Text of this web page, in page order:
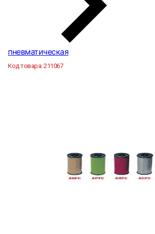
пневматическая
Код товара:211067